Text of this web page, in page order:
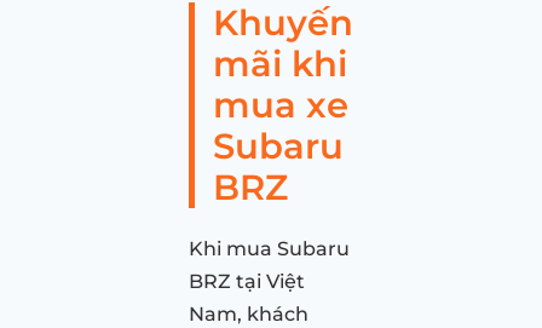
Khuyến
mãi khi
mua xe
Subaru
BRZ
Khi mua Subaru
BRZ tại Việt
Nam, khách